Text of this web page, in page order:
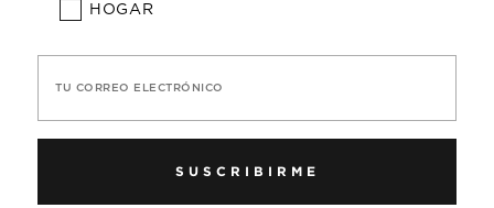
HOGAR
TU CORREO ELECTRÓNICO
SUSCRIBIRME